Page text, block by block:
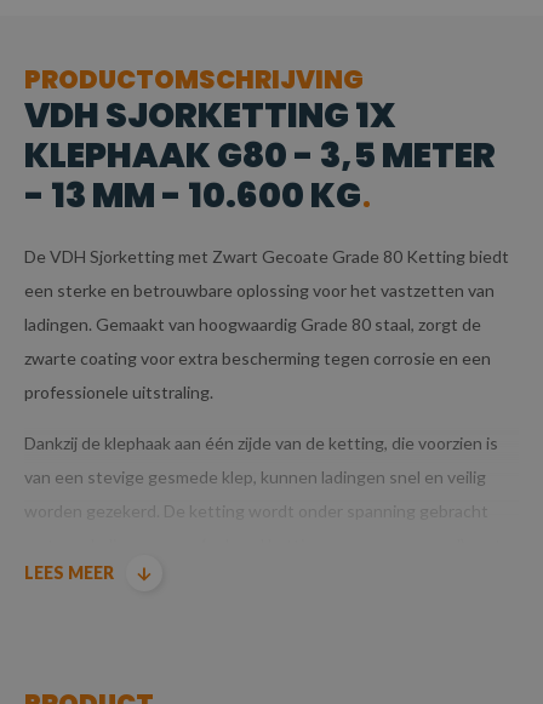
PRODUCTOMSCHRIJVING
VDH SJORKETTING 1X
KLEPHAAK G80 - 3,5 METER
- 13 MM - 10.600 KG
De VDH Sjorketting met Zwart Gecoate Grade 80 Ketting biedt
een sterke en betrouwbare oplossing voor het vastzetten van
ladingen. Gemaakt van hoogwaardig Grade 80 staal, zorgt de
zwarte coating voor extra bescherming tegen corrosie en een
professionele uitstraling.
Dankzij de klephaak aan één zijde van de ketting, die voorzien is
van een stevige gesmede klep, kunnen ladingen snel en veilig
worden gezekerd. De ketting wordt onder spanning gebracht
zorgt voor een betrouwbare en veilige verbinding tussen de
LEES MEER